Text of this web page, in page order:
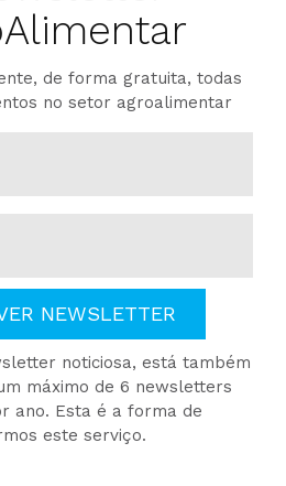
de forma gratuita, todas
no setor agroalimentar
NEWSLETTER
noticiosa, está também
máximo de 6 newsletters
ano. Esta é a forma de
este serviço.